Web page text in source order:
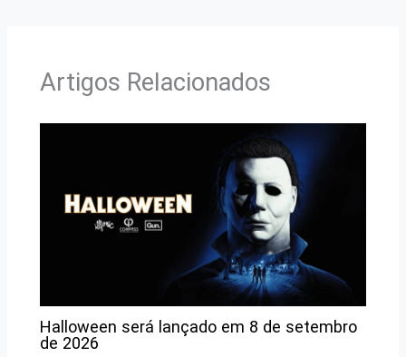
Artigos Relacionados
Halloween será lançado em 8 de setembro
de 2026